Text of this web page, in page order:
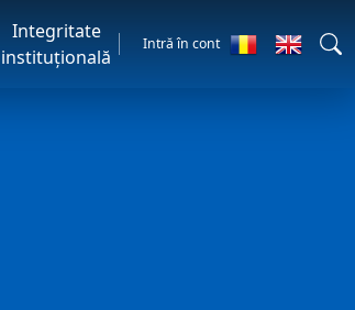
Integritate
instituțională
Intră în cont